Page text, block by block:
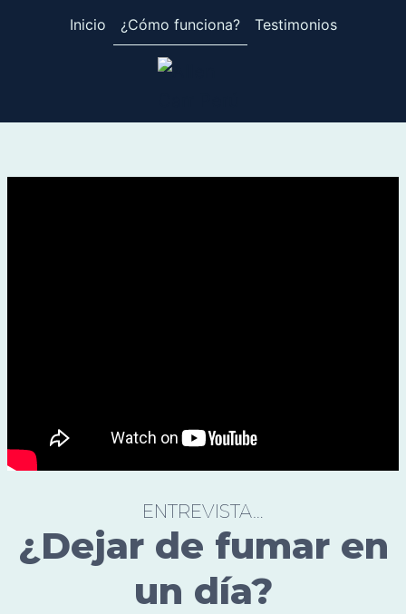
content
ENTREVISTA…
¿Dejar de fumar en
un día?
Inicio ¿Cómo funciona? Testimonios